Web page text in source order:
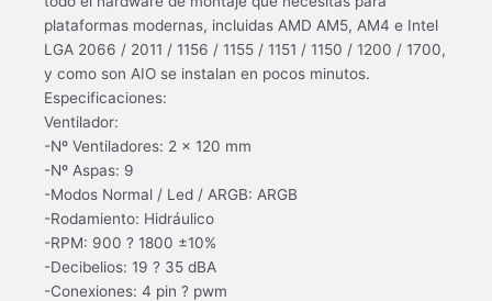
plataformas modernas, incluidas AMD AM5, AM4 e Intel
LGA 2066 / 2011 / 1156 / 1155 / 1151 / 1150 / 1200 / 1700,
y como son AIO se instalan en pocos minutos.
Especificaciones:
Ventilador:
-Nº Ventiladores: 2 x 120 mm
-Nº Aspas: 9
-Modos Normal / Led / ARGB: ARGB
-Rodamiento: Hidráulico
-RPM: 900 ? 1800 ±10%
-Decibelios: 19 ? 35 dBA
-Conexiones: 4 pin ? pwm